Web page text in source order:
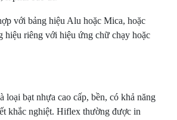
với bảng hiệu Alu hoặc Mica, hoặc
hiệu riêng với hiệu ứng chữ chạy hoặc
bạt nhựa cao cấp, bền, có khả năng
khắc nghiệt. Hiflex thường được in